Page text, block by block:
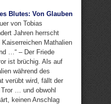
Blutes: Von Glauben
von Tobias
Jahren herrscht
Mathalien
…“ – Der Friede
ist brüchig. Als auf
während des
verübt wird, fällt der
… und obwohl
keinen Anschlag